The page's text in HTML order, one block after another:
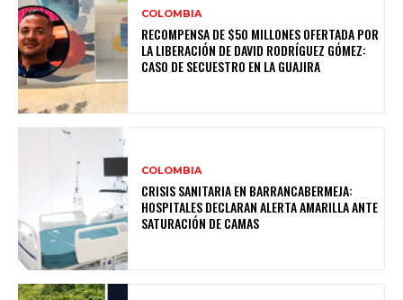
COLOMBIA
RECOMPENSA DE $50 MILLONES OFERTADA POR
LA LIBERACIÓN DE DAVID RODRÍGUEZ GÓMEZ:
CASO DE SECUESTRO EN LA GUAJIRA
COLOMBIA
CRISIS SANITARIA EN BARRANCABERMEJA:
HOSPITALES DECLARAN ALERTA AMARILLA ANTE
SATURACIÓN DE CAMAS